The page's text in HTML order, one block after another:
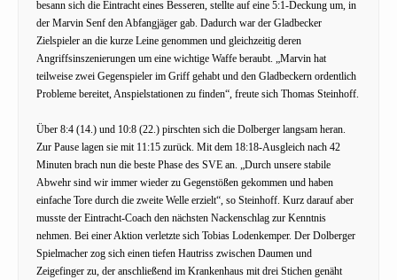
besann sich die Eintracht eines Besseren, stellte auf eine 5:1-Deckung um, in
der Marvin Senf den Abfangjäger gab. Dadurch war der Gladbecker
Zielspieler an die kurze Leine genommen und gleichzeitig deren
Angriffsinszenierungen um eine wichtige Waffe beraubt. „Marvin hat
teilweise zwei Gegenspieler im Griff gehabt und den Gladbeckern ordentlich
Probleme bereitet, Anspielstationen zu finden“, freute sich Thomas Steinhoff.
Über 8:4 (14.) und 10:8 (22.) pirschten sich die Dolberger langsam heran.
Zur Pause lagen sie mit 11:15 zurück. Mit dem 18:18-Ausgleich nach 42
Minuten brach nun die beste Phase des SVE an. „Durch unsere stabile
Abwehr sind wir immer wieder zu Gegenstößen gekommen und haben
einfache Tore durch die zweite Welle erzielt“, so Steinhoff. Kurz darauf aber
musste der Eintracht-Coach den nächsten Nackenschlag zur Kenntnis
nehmen. Bei einer Aktion verletzte sich Tobias Lodenkemper. Der Dolberger
Spielmacher zog sich einen tiefen Hautriss zwischen Daumen und
Zeigefinger zu, der anschließend im Krankenhaus mit drei Stichen genäht